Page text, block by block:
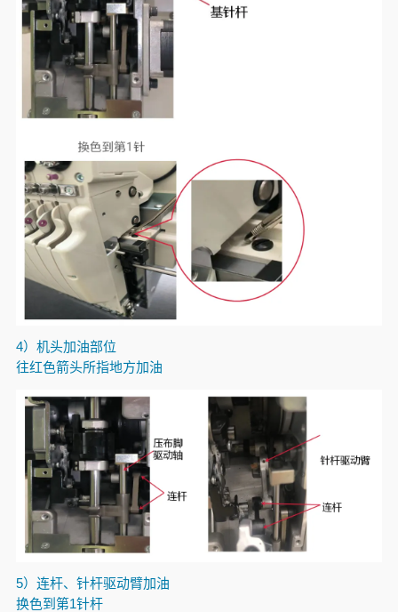
4）机头加油部位
往红色箭头所指地方加油
5）连杆、针杆驱动臂加油
换色到第1针杆